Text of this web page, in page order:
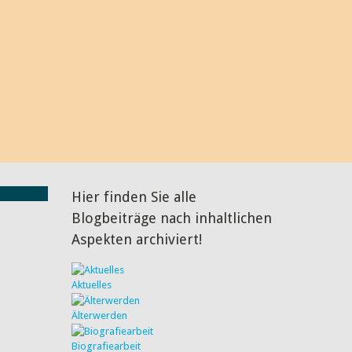
Hier finden Sie alle
Blogbeiträge nach inhaltlichen
Aspekten archiviert!
Aktuelles
Älterwerden
Biografiearbeit